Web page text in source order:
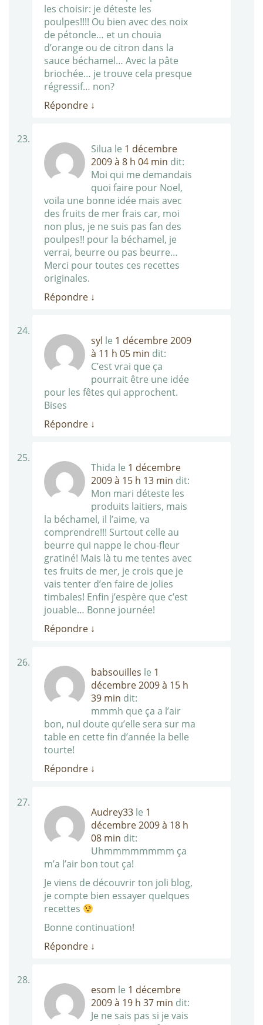
les choisir: je déteste les
poulpes!!!! Ou bien avec des noix
de pétoncle… et un chouia
d’orange ou de citron dans la
sauce béchamel… Avec la pâte
briochée… je trouve cela presque
régressif… non?
Répondre ↓
Silua le 1 décembre
2009 à 8 h 04 min dit:
Moi qui me demandais
quoi faire pour Noel,
voila une bonne idée mais avec
des fruits de mer frais car, moi
non plus, je ne suis pas fan des
poulpes!! pour la béchamel, je
verrai, beurre ou pas beurre…
Merci pour toutes ces recettes
originales.
Répondre ↓
syl le 1 décembre 2009
à 11 h 05 min dit:
C’est vrai que ça
pourrait être une idée
pour les fêtes qui approchent.
Bises
Répondre ↓
Thida le 1 décembre
2009 à 15 h 13 min dit:
Mon mari déteste les
produits laitiers, mais
la béchamel, il l’aime, va
comprendre!!! Surtout celle au
beurre qui nappe le chou-fleur
gratiné! Mais là tu me tentes avec
tes fruits de mer, je crois que je
vais tenter d’en faire de jolies
timbales! Enfin j’espère que c’est
jouable… Bonne journée!
Répondre ↓
babsouilles le 1
décembre 2009 à 15 h
39 min dit:
mmmh que ça a l’air
bon, nul doute qu’elle sera sur ma
table en cette fin d’année la belle
tourte!
Répondre ↓
Audrey33 le 1
décembre 2009 à 18 h
08 min dit:
Uhmmmmmmmm ça
m’a l’air bon tout ça!
Je viens de découvrir ton joli blog,
je compte bien essayer quelques
recettes
Bonne continuation!
Répondre ↓
esom le 1 décembre
2009 à 19 h 37 min dit:
Je ne sais pas si je vais